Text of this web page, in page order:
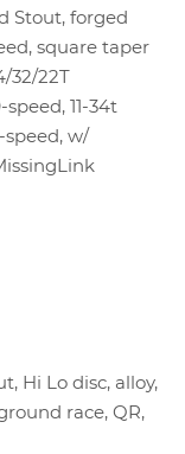
Stout, forged
square taper
32/22T
11-34t
speed, w/
Hi Lo disc, alloy,
race, QR,